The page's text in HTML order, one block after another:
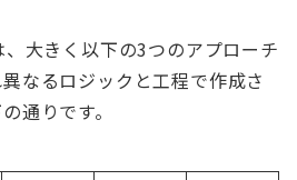
大きく以下の3つのアプローチ
なるロジックと工程で作成さ
通りです。